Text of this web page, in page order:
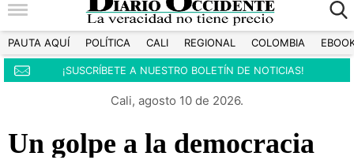
PAUTA AQUÍ POLÍTICA CALI REGIONAL COLOMBIA
¡SUSCRÍBETE A NUESTRO BOLETÍN DE NOTICIAS!
Cali, agosto 10 de 2026.
Un golpe a la democracia